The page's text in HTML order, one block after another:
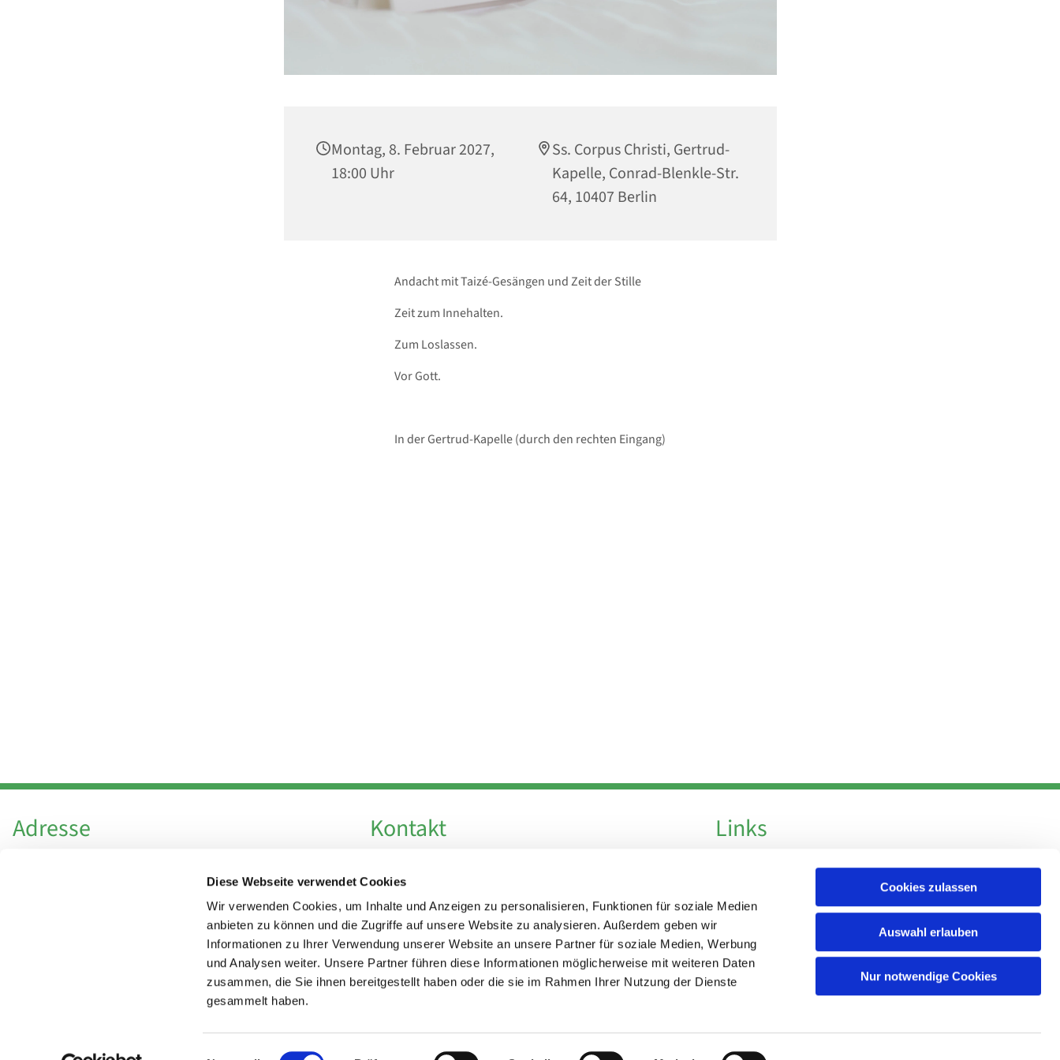
Diese Webseite verwendet Cookies
Wir verwenden Cookies, um Inhalte und Anzeigen zu personalisieren, Funktionen für soziale Medien
anbieten zu können und die Zugriffe auf unsere Website zu analysieren. Außerdem geben wir
Informationen zu Ihrer Verwendung unserer Website an unsere Partner für soziale Medien, Werbung
und Analysen weiter. Unsere Partner führen diese Informationen möglicherweise mit weiteren Daten
zusammen, die Sie ihnen bereitgestellt haben oder die sie im Rahmen Ihrer Nutzung der Dienste
gesammelt haben.
Einwilligungsauswahl
Cookies zulassen
Auswahl erlauben
Nur notwendige Cookies
Montag, 8. Februar 2027,
18:00 Uhr
Ss. Corpus Christi, Gertrud-
Kapelle, Conrad-Blenkle-Str.
64, 10407 Berlin
Andacht mit Taizé-Gesängen und Zeit der Stille
Zeit zum Innehalten.
Zum Loslassen.
Vor Gott.
In der Gertrud-Kapelle (durch den rechten Eingang)
Adresse
Hl. Theresa von Avila Berlin Nordost
Leitender Pfarrer - Norbert Pomplun
Kontakt
Fax +49 30 924 54 18
E-Mailinfo@theresa-von-avila-berlin.de
Kirchenvorstand
kirchenvorstand@theresa-von-avila-berlin.de
Links
Impressum
Impressum Datenschutzerklärung ChurchDesk-Login